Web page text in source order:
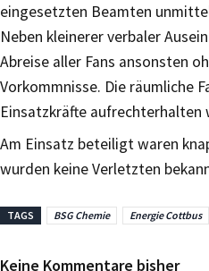
eingesetzten Beamten
Neben kleinerer verbaler
Abreise aller Fans ansonsten
Vorkommnisse. Die räumliche
Einsatzkräfte aufrechterhalten
Am Einsatz beteiligt waren
wurden keine Verletzten
TAGS BSG Chemie Energie Cottbus
Keine Kommentare bisher